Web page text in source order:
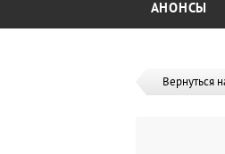
АНОНСЫ
Вернуться